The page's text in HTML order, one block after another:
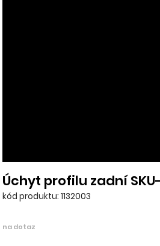
Úchyt profilu zadní SKU-
kód produktu: 1132003
na dotaz